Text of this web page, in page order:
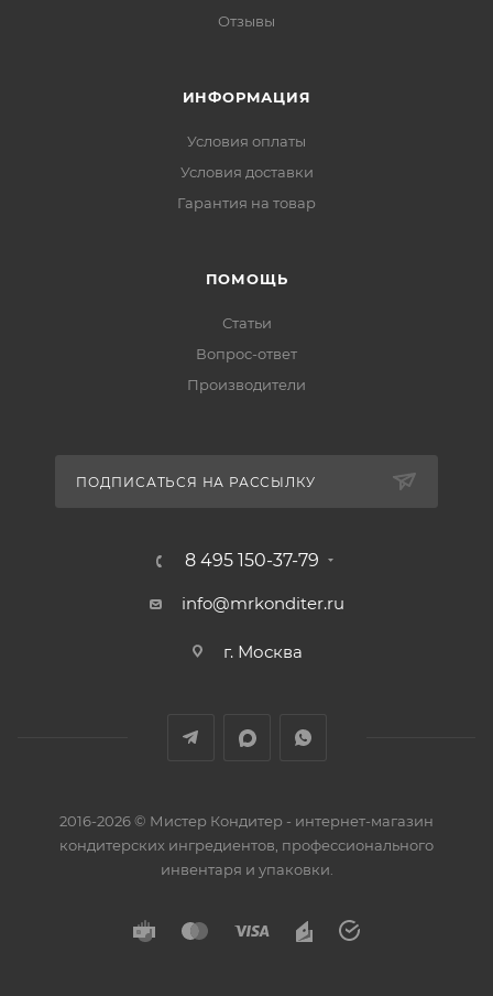
Отзывы
ИНФОРМАЦИЯ
Условия оплаты
Условия доставки
Гарантия на товар
ПОМОЩЬ
Статьи
Вопрос-ответ
Производители
ПОДПИСАТЬСЯ НА РАССЫЛКУ
8 495 150-37-79
info@mrkonditer.ru
г. Москва
2016-2026 © Мистер Кондитер - интернет-магазин
кондитерских ингредиентов, профессионального
инвентаря и упаковки.